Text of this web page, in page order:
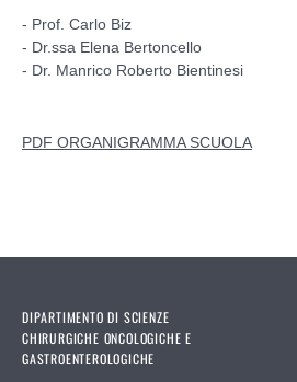
- Prof. Carlo Biz
- Dr.ssa Elena Bertoncello
- Dr. Manrico Roberto Bientinesi
PDF ORGANIGRAMMA SCUOLA
DIPARTIMENTO DI SCIENZE
CHIRURGICHE ONCOLOGICHE E
GASTROENTEROLOGICHE